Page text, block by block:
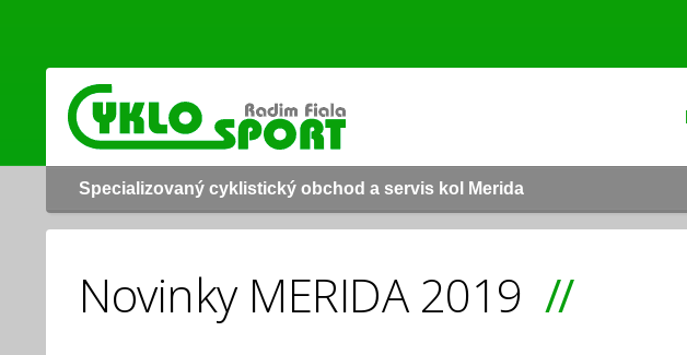
Specializovaný cyklistický obchod a servis kol Merida
Novinky MERIDA 2019